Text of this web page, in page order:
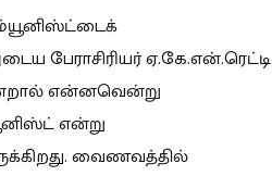
பேராசிரியர் ஏ.கே.என்.ரெட்டி
என்னவென்று
என்று
வைணவத்தில்